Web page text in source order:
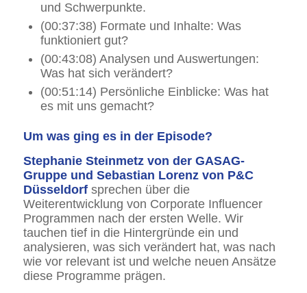
und Schwerpunkte.
(00:37:38) Formate und Inhalte: Was
funktioniert gut?
(00:43:08) Analysen und Auswertungen:
Was hat sich verändert?
(00:51:14) Persönliche Einblicke: Was hat
es mit uns gemacht?
Um was ging es in der Episode?
Stephanie Steinmetz von der GASAG-
Gruppe und Sebastian Lorenz von P&C
Düsseldorfsprechen über die
Weiterentwicklung von Corporate Influencer
Programmen nach der ersten Welle. Wir
tauchen tief in die Hintergründe ein und
analysieren, was sich verändert hat, was nach
wie vor relevant ist und welche neuen Ansätze
diese Programme prägen.